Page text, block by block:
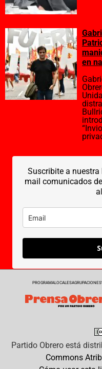
en
Suscribite a
mail comunicados
PROGRAMALOCALESAGRUPACIONES
Partido Obreroestá
Commons